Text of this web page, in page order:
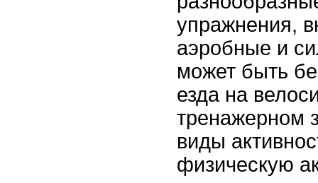
упражнения,
аэробные и
может быть
езда на
тренажерном
виды
физическую